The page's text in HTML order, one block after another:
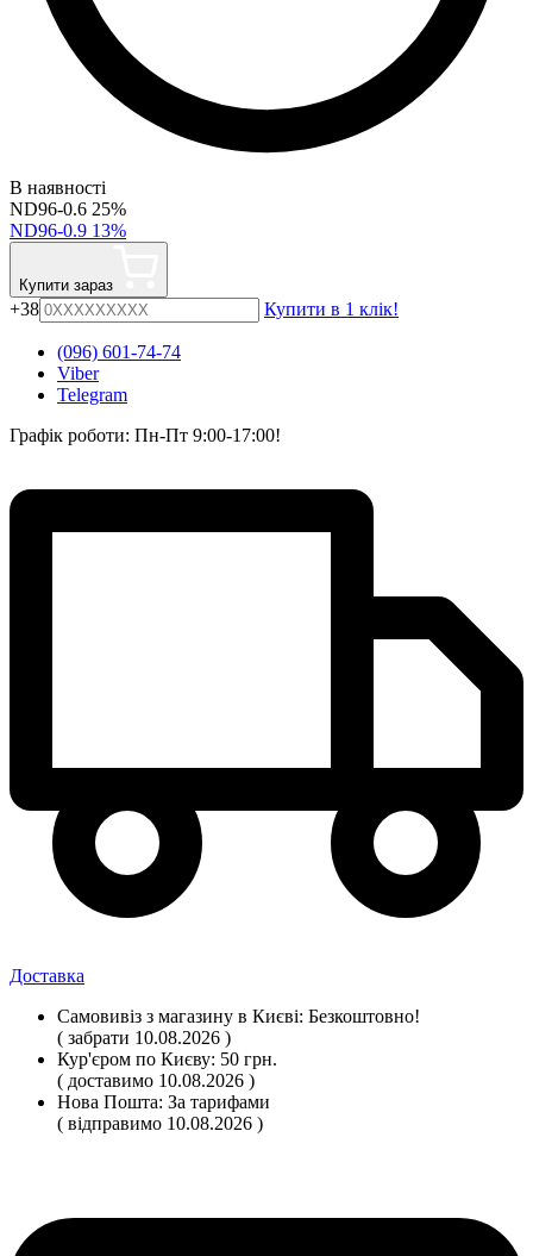
В наявності
ND96-0.6 25%
ND96-0.9 13%
Купити зараз
+38 Купити в 1 клік!
(096) 601-74-74
Viber
Telegram
Графік роботи: Пн-Пт 9:00-17:00!
Доставка
Самовивіз з магазину в Києві: Безкоштовно!
( забрати 10.08.2026 )
Кур'єром по Києву: 50 грн.
( доставимо 10.08.2026 )
Нова Пошта: За тарифами
( відправимо 10.08.2026 )